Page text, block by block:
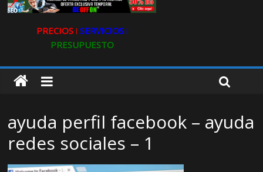
PRECIOS ǀ SERVICIOS ǀ
PRESUPUESTO
ayuda perfil facebook – ayuda
redes sociales – 1